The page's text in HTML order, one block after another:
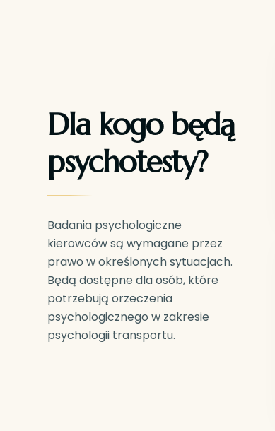
Dla kogo będą
psychotesty?
Badania psychologiczne
kierowców są wymagane przez
prawo w określonych sytuacjach.
Będą dostępne dla osób, które
potrzebują orzeczenia
psychologicznego w zakresie
psychologii transportu.